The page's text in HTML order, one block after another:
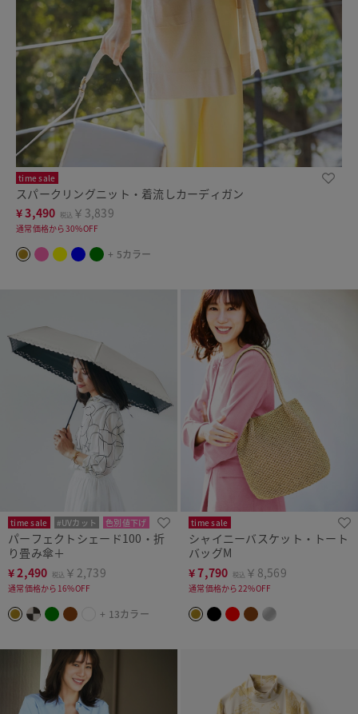
time sale
スパークリングニット・着流しカーディガン
¥3,490 税込 ￥3,839
通常価格から30%OFF
+ 5カラー
time sale #UVカット 色別値下げ
パーフェクトシェード100・折
り畳み傘＋
¥2,490 税込 ￥2,739
通常価格から16%OFF
+ 13カラー
time sale
シャイニーバスケット・トート
バッグM
¥7,790 税込 ￥8,569
通常価格から22%OFF